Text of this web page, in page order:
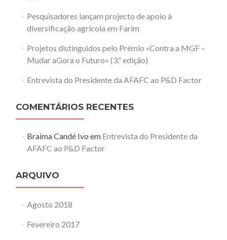
Pesquisadores lançam projecto de apoio à
diversificação agrícola em Farim
Projetos distinguidos pelo Prémio «Contra a MGF –
Mudar aGora o Futuro» (3.ª edição)
Entrevista do Presidente da AFAFC ao P&D Factor
COMENTÁRIOS RECENTES
Braima Candé Ivo em Entrevista do Presidente da
AFAFC ao P&D Factor
ARQUIVO
Agosto 2018
Fevereiro 2017